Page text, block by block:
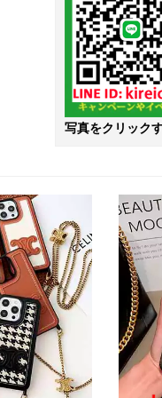
写真をクリック